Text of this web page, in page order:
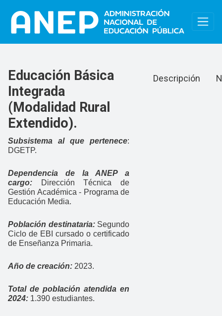
Educación Básica
Integrada
(Modalidad Rural
Extendido).
Subsistema al que pertenece:
DGETP.
Dependencia de la ANEP a
cargo:
Dirección Técnica de
Gestión Académica - Programa de
Educación Media.
Población destinataria: Segundo
Ciclo de EBI cursado o certificado
de Enseñanza Primaria.
Año de creación: 2023.
Total de población atendida en
2024: 1.390 estudiantes.
Educación
Descripción